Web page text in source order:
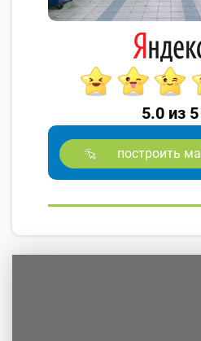
5.0 из 5
построить